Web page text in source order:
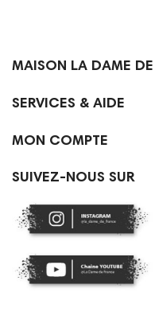
MAISON LA DAME DE
SERVICES & AIDE
MON COMPTE
SUIVEZ-NOUS SUR